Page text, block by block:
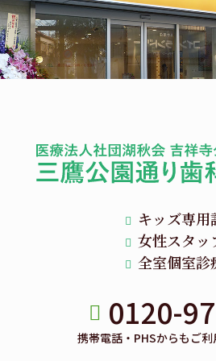
キッズ専用
女性スタッ
全室個室診
0120-
携帯電話・PHSからもご利